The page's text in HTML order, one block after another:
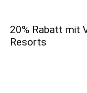
20% Rabatt mit
Resorts